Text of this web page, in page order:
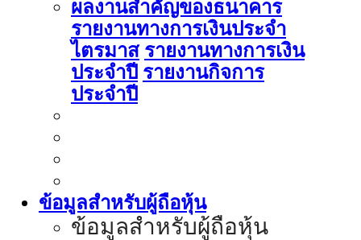
ผลงานสำคัญของธนาคาร
รายงานทางการเงินประจำ
ไตรมาส รายงานทางการเงิน
ประจำปี รายงานกิจการ
ประจำปี
ข้อมูลสำหรับผู้ถือหุ้น
ข้อมูลสำหรับผู้ถือหุ้น